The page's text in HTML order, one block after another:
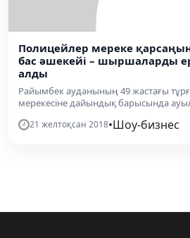
Полицейлер мереке
бас әшекейі – шыршаларды
алды
Райымбек ауданының 49 жастағы
мерекесіне дайындық барысында
21 желтоқсан 2018•Шоу-бизнес